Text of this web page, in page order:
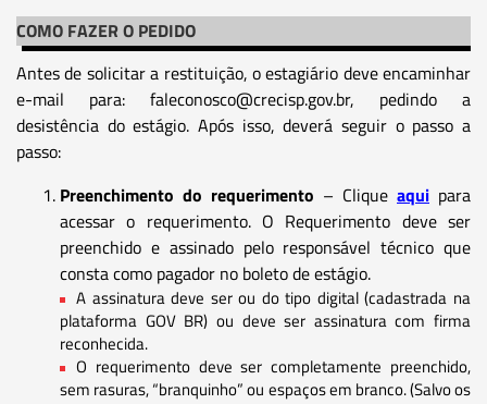
COMO FAZER O PEDIDO
Antes de solicitar a restituição, o estagiário deve encaminhar
e-mail para: faleconosco@crecisp.gov.br, pedindo a
desistência do estágio. Após isso, deverá seguir o passo a
passo:
Preenchimento do requerimento – Clique aqui para
acessar o requerimento. O Requerimento deve ser
preenchido e assinado pelo responsável técnico que
consta como pagador no boleto de estágio.
A assinatura deve ser ou do tipo digital (cadastrada na
plataforma GOV BR) ou deve ser assinatura com firma
reconhecida.
O requerimento deve ser completamente preenchido,
sem rasuras, “branquinho” ou espaços em branco. (Salvo os